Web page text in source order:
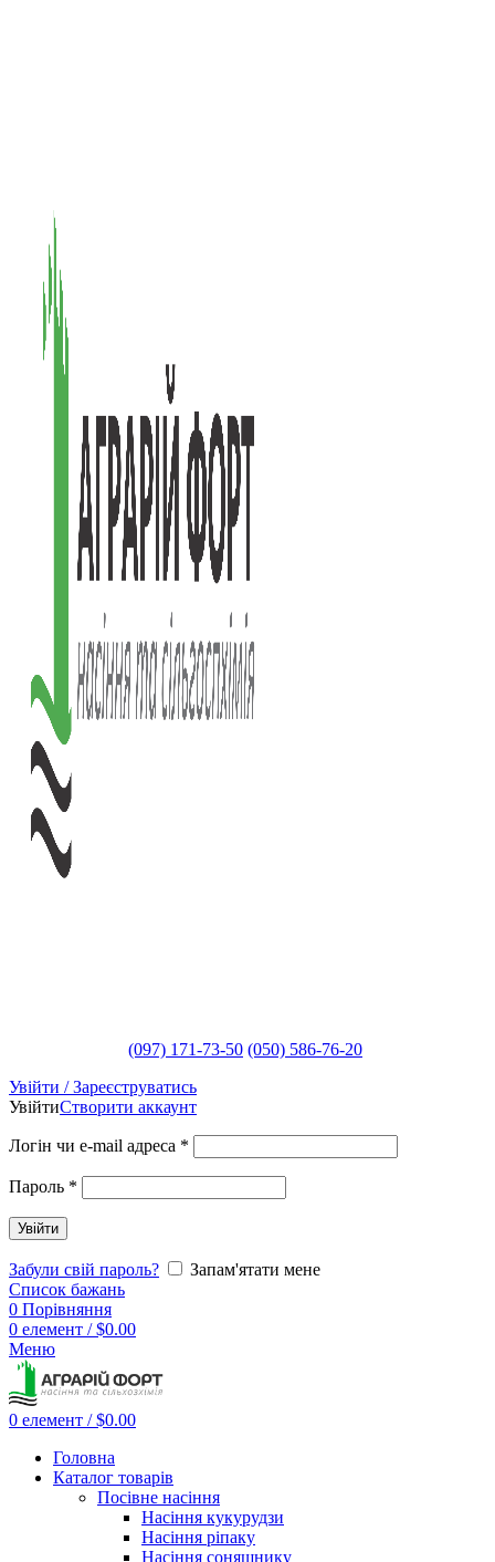
(097) 171-73-50 (050) 586-76-20
Увійти / Зареєструватись
УвійтиСтворити аккаунт
Логін чи e-mail адреса *
Пароль *
Увійти
Забули свій пароль?
Запам'ятати мене
Список бажань
0 Порівняння
0 елемент / $0.00
Меню
0 елемент / $0.00
Головна
Каталог товарів
Посівне насіння
Насіння кукурудзи
Насіння ріпаку
Насіння соняшнику